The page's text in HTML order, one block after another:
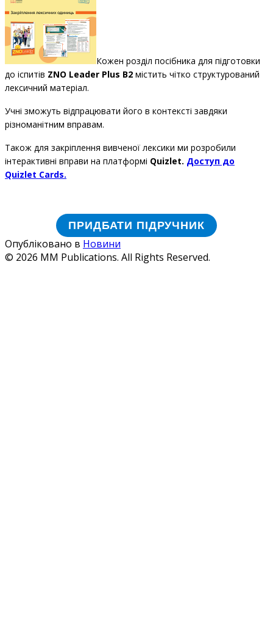
Кожен розділ посібника для підготовки
до іспитів ZNO Leader Plus B2 містить чітко структурований
лексичний матеріал.
Учні зможуть відпрацювати його в контексті завдяки
різноманітним вправам.
Також для закріплення вивченої лексики ми розробили
інтерактивні вправи на платформі Quizlet. Доступ до
Quizlet Cards.
ПРИДБАТИ ПІДРУЧНИК
Опубліковано в Новини
© 2026 MM Publications. All Rights Reserved.